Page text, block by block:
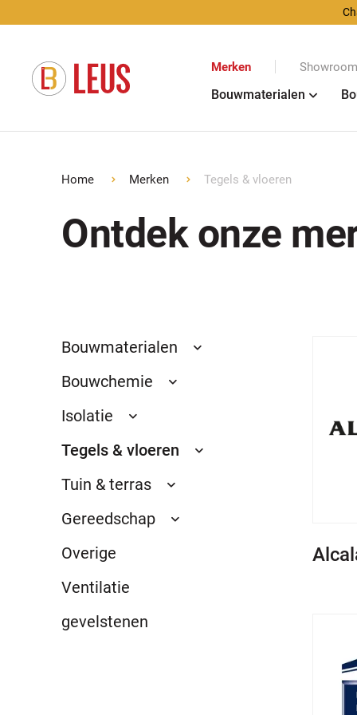
Merken
Bouwmaterialen
Home Merken Tegels & vloeren
Ontdek onze
Bouwmaterialen
Bouwchemie
Isolatie
Tegels & vloeren
Tuin & terras
Gereedschap
Overige
Ventilatie
gevelstenen